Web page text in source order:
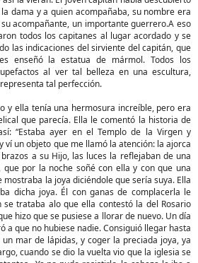
dama y a quien acompañaba, su nombre era
acompañante, un importante guerrero.A eso
todos los capitanes al lugar acordado y se
las indicaciones del sirviente del capitán, que
enseñó la estatua de mármol. Todos los
al ver tal belleza en una escultura,
tal perfección.
y ella tenía una hermosura increíble, pero era
que parecía. Ella le comentó la historia de
“Estaba ayer en el Templo de la Virgen y
ví un objeto que me llamó la atención: la ajorca
a su Hijo, las luces la reflejaban de una
por la noche soñé con ella y con que una
mostraba la joya diciéndole que sería suya. Ella
dicha joya. Él con ganas de complacerla le
trataba alo que ella contestó la del Rosario
hizo que se pusiese a llorar de nuevo. Un día
a que no hubiese nadie. Consiguió llegar hasta
mar de lápidas, y coger la preciada joya, ya
cuando se dio la vuelta vio que la iglesia se